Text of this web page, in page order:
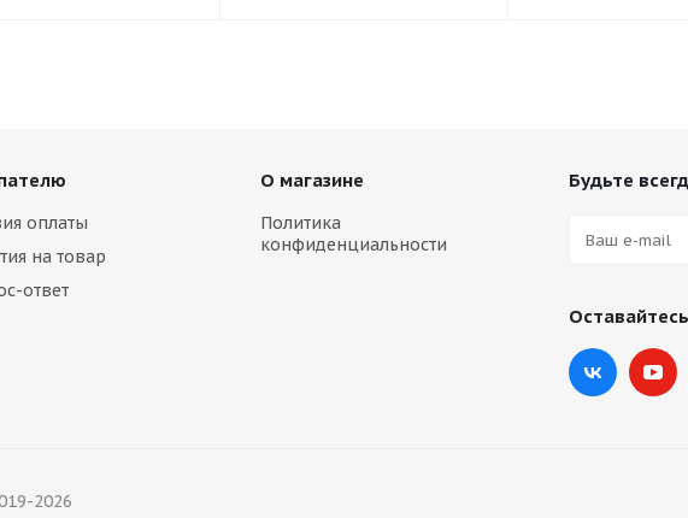
оплаты
на товар
ответ
О магазине
Политика
конфиденциальности
Будьте
2026